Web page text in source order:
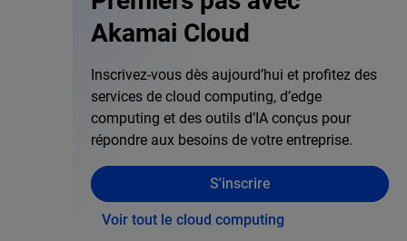
Akamai Cloud
Inscrivez-vous dès aujourd’hui et profitez des
services de cloud computing, d’edge
computing et des outils d’IA conçus pour
répondre aux besoins de votre entreprise.
S'inscrire
Voir tout le cloud computing